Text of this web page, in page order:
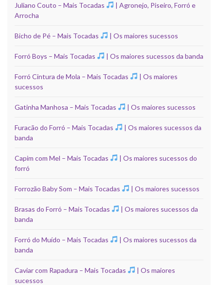
Juliano Couto – Mais Tocadas
| Agronejo, Piseiro, Forró e
Arrocha
Bicho de Pé – Mais Tocadas | Os maiores sucessos
Forró Boys – Mais Tocadas | Os maiores sucessos da banda
Forró Cintura de Mola – Mais Tocadas
| Os maiores
sucessos
Gatinha Manhosa – Mais Tocadas | Os maiores sucessos
Furacão do Forró – Mais Tocadas
| Os maiores sucessos da
banda
Capim com Mel – Mais Tocadas
| Os maiores sucessos do
forró
Forrozão Baby Som – Mais Tocadas | Os maiores sucessos
Brasas do Forró – Mais Tocadas
| Os maiores sucessos da
banda
Forró do Muído – Mais Tocadas
| Os maiores sucessos da
banda
Caviar com Rapadura – Mais Tocadas
| Os maiores
sucessos